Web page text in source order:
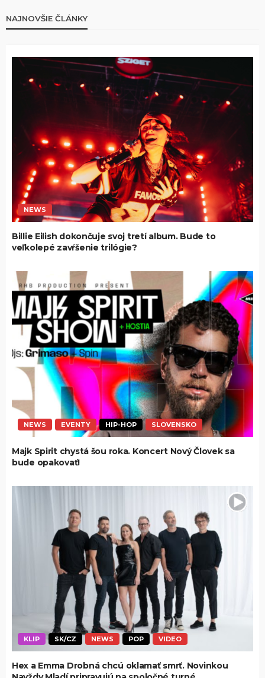
NAJNOVŠIE ČLÁNKY
NEWS
Billie Eilish dokončuje svoj tretí album. Bude to
veľkolepé zavŕšenie trilógie?
NEWS EVENTY HIP-HOP SLOVENSKO
Majk Spirit chystá šou roka. Koncert Nový Človek sa
bude opakovať!
KLIP SK/CZ NEWS POP VIDEO
Hex a Emma Drobná chcú oklamať smrť. Novinkou